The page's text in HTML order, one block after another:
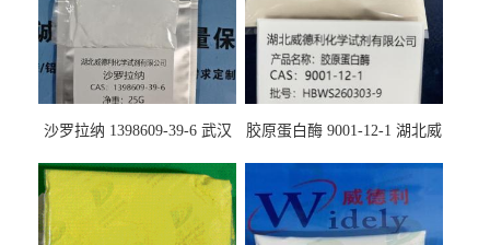
沙罗拉纳 1398609-39-6 武汉
胶原蛋白酶 9001-12-1 湖北威